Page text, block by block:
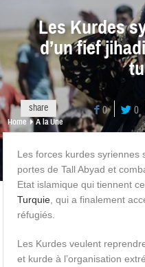
Les Kurdes
d’un fief
share 0 0
Home A la Une
Les forces kurdes syriennes
portes de Tall Abyad et
Etat islamique qui tiennent
Turquie , qui a finalement
réfugiés.
Les Kurdes veulent
et kurde à l’organisation